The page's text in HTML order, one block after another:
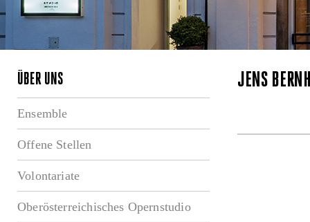
ÜBER UNS
Ensemble
Offene Stellen
Volontariate
Oberösterreichisches Opernstudio
JENS